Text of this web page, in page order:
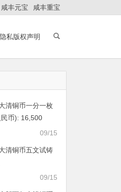
咸丰元宝 咸丰重宝
隐私版权声明
清铜币一分一枚
币): 16,500
09/15
清铜币五文试铸
09/15